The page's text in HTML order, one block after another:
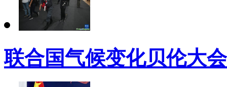
联合国气候变化贝伦大